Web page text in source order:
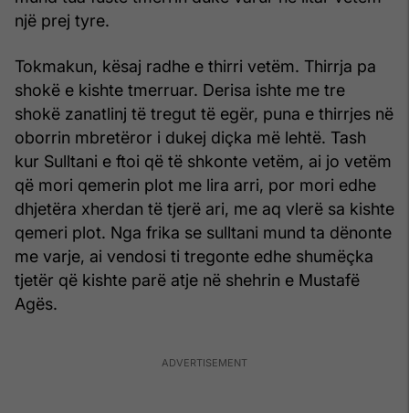
një prej tyre.
Tokmakun, kësaj radhe e thirri vetëm. Thirrja pa
shokë e kishte tmerruar. Derisa ishte me tre
shokë zanatlinj të tregut të egër, puna e thirrjes në
oborrin mbretëror i dukej diçka më lehtë. Tash
kur Sulltani e ftoi që të shkonte vetëm, ai jo vetëm
që mori qemerin plot me lira arri, por mori edhe
dhjetëra xherdan të tjerë ari, me aq vlerë sa kishte
qemeri plot. Nga frika se sulltani mund ta dënonte
me varje, ai vendosi ti tregonte edhe shumëçka
tjetër që kishte parë atje në shehrin e Mustafë
Agës.